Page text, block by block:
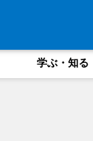
学ぶ・知る